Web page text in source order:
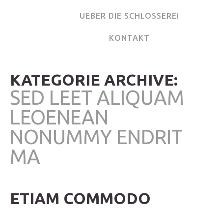
UEBER DIE SCHLOSSEREI
KONTAKT
KATEGORIE ARCHIVE:
SED LEET ALIQUAM
LEOENEAN
NONUMMY ENDRIT
MA
ETIAM COMMODO